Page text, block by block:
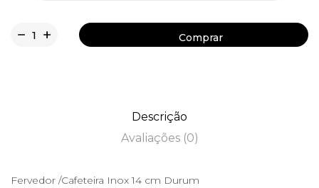
Comprar
Descrição
Avaliações (0)
Fervedor /Cafeteira Inox 14 cm Durum